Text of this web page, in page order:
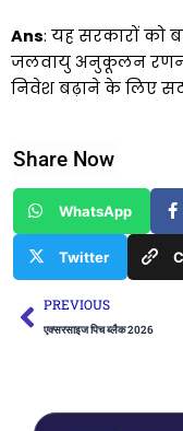
Ans: यह सरकारों को
जलवायु अनुकूलन
निवेश बढ़ाने के लिए
Share Now
WhatsApp
Twitter
Prev
PREVIOUS
एक्सरसाइज पिच ब्लैक 2026